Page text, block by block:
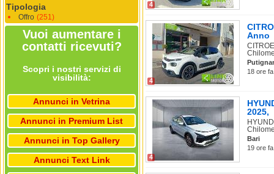
Tipologia
Offro (251)
Vuoi aumentare i
contatti ricevuti?
Scopri i nostri servizi di
visibilità:
Annunci in Vetrina
Annunci in Premium List
Annunci in Top Gallery
Annunci Text Link
4
4
Anno
18 ore
4
2025,
Bari
19 ore